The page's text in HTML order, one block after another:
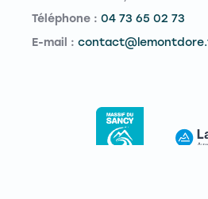
Téléphone : 04 73 65 02 73
E-mail :